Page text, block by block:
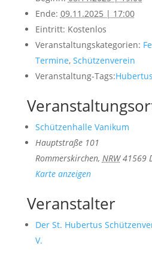
Ende: 09.11.2025 | 17:00
Eintritt: Kostenlos
Veranstaltungskategorien:
Termine, Schützenverein
Veranstaltung-Tags:
Schützenhalle Vanikum
Hauptstraße 101
Rommerskirchen, NRW 41569
Karte anzeigen
Veranstalter
Der St. Hubertus
V.